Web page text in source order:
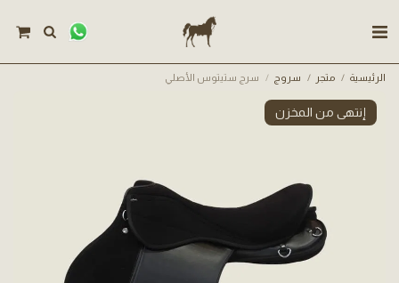
الرئيسية متجر سروج سرج ستيتوس الأصلي
إنتهى من المخزن